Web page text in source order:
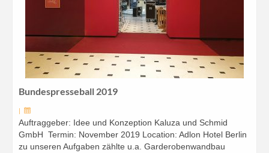
Bundespresseball 2019
|
Auftraggeber: Idee und Konzeption Kaluza und Schmid
GmbH Termin: November 2019 Location: Adlon Hotel Berlin
zu unseren Aufgaben zählte u.a. Garderobenwandbau